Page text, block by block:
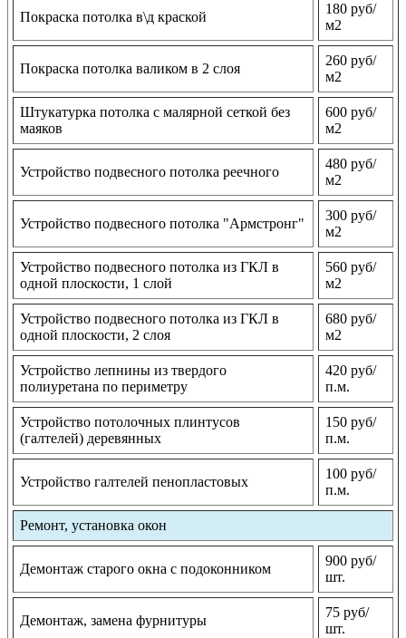
Покраска потолка в\д краской
180 руб/
м2
Покраска потолка валиком в 2 слоя
260 руб/
м2
Штукатурка потолка с малярной сеткой без
маяков
600 руб/
м2
Устройство подвесного потолка реечного
480 руб/
м2
Устройство подвесного потолка "Армстронг"
300 руб/
м2
Устройство подвесного потолка из ГКЛ в
одной плоскости, 1 слой
560 руб/
м2
Устройство подвесного потолка из ГКЛ в
одной плоскости, 2 слоя
680 руб/
м2
Устройство лепнины из твердого
полиуретана по периметру
420 руб/
п.м.
Устройство потолочных плинтусов
(галтелей) деревянных
150 руб/
п.м.
Устройство галтелей пенопластовых
100 руб/
п.м.
Ремонт, установка окон
Демонтаж старого окна с подоконником
900 руб/
шт.
Демонтаж, замена фурнитуры
75 руб/
шт.